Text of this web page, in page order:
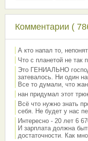
Комментарии (
А кто напал то,
Что с планетой не так
Это ГЕНИАЛЬНО
затевалось. Ни один
Все то думали, что
нан придумал этот
Всё что нужно знать
себя. Не будет у нас
Интересно - 20 лет 6
И зарплата должна
достаточности. Как